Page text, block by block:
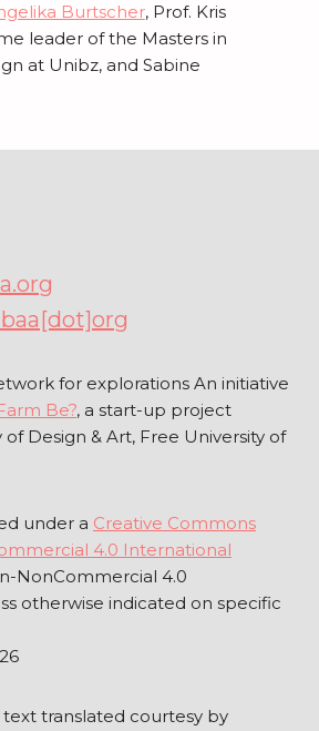
Burtscher, Prof. Kris
leader of the Masters in
at Unibz, and Sabine
for explorations An initiative
Be?, a start-up project
Design & Art, Free University of
under a Creative Commons
4.0 International
NonCommercial 4.0
otherwise indicated on specific
translated courtesy by